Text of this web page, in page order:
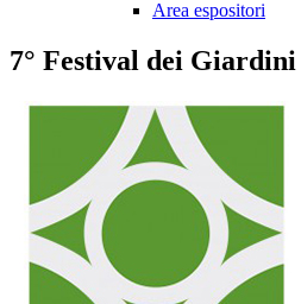
Area espositori
7° Festival dei Giardini